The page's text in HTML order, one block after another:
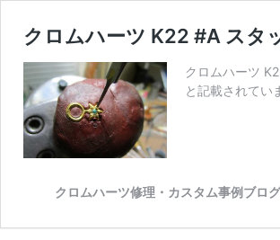
クロムハーツ K22 #A スタ
クロムハーツ
と記載されて
クロムハーツ修理・カスタム事例ブロ